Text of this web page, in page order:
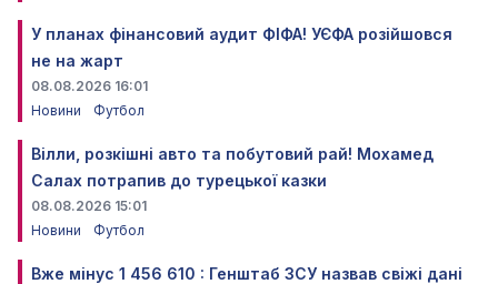
У планах фінансовий аудит ФІФА! УЄФА розійшовся
не на жарт
08.08.2026 16:01
Новини
Футбол
Вілли, розкішні авто та побутовий рай! Мохамед
Салах потрапив до турецької казки
08.08.2026 15:01
Новини
Футбол
Вже мінус 1 456 610 : Генштаб ЗСУ назвав свіжі дані